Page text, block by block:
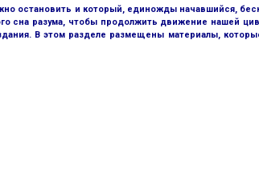
остановить и который, единожды начавшийся,
сна разума, чтобы продолжить движение нашей
В этом разделе размещены материалы,